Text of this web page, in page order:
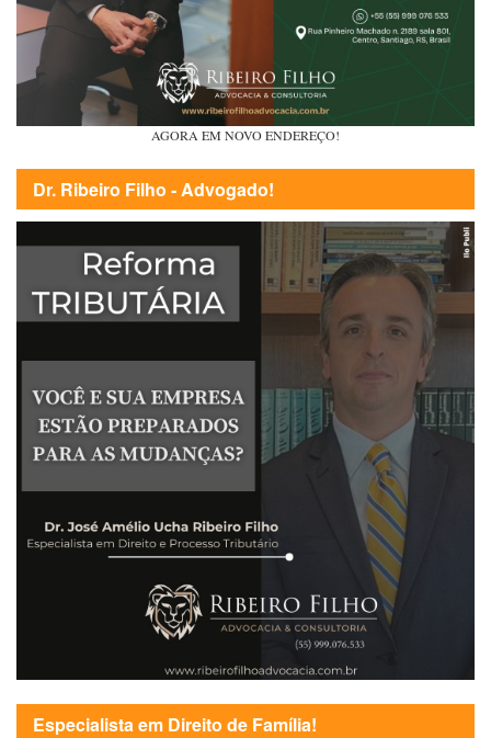
AGORA EM NOVO ENDEREÇO!
Dr. Ribeiro Filho - Advogado!
Especialista em Direito de Família!